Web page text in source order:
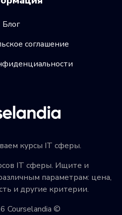
курсы IT сферы.
IT сферы. Ищите и
параметрам: цена,
и другие критерии.
Courselandia ©
Блог
соглашение